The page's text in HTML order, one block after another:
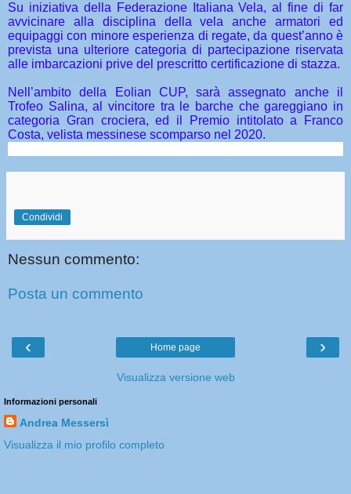
Su iniziativa della Federazione Italiana Vela, al fine di far
avvicinare alla disciplina della vela anche armatori ed
equipaggi con minore esperienza di regate, da quest’anno è
prevista una ulteriore categoria di partecipazione riservata
alle imbarcazioni prive del prescritto certificazione di stazza.
Nell’ambito della Eolian CUP, sarà assegnato anche il
Trofeo Salina, al vincitore tra le barche che gareggiano in
categoria Gran crociera, ed il Premio intitolato a Franco
Costa, velista messinese scomparso nel 2020.
Condividi
Nessun commento:
Posta un commento
‹ ›
Home page
Visualizza versione web
Informazioni personali
Andrea Messersì
Visualizza il mio profilo completo